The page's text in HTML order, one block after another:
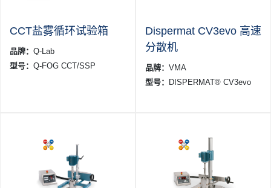
CCT盐雾循环试验箱
品牌： Q-Lab
型号： Q-FOG CCT/SSP
Dispermat CV3evo 高速
分散机
品牌： VMA
型号：
DISPERMAT® CV3evo